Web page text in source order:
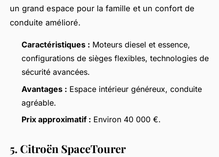
un grand espace pour la famille et un confort de
conduite amélioré.
Caractéristiques : Moteurs diesel et essence,
configurations de sièges flexibles, technologies de
sécurité avancées.
Avantages : Espace intérieur généreux, conduite
agréable.
Prix approximatif : Environ 40 000 €.
5. Citroën SpaceTourer